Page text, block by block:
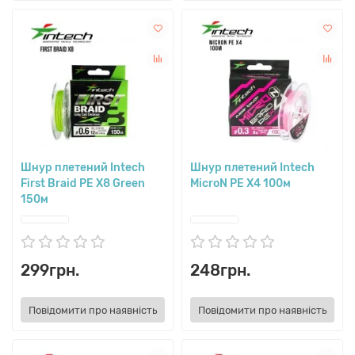
Шнур плетений Intech
First Braid PE X8 Green
150м
299грн.
Повідомити про наявність
Шнур плетений Intech
MicroN PE X4 100м
248грн.
Повідомити про наявність